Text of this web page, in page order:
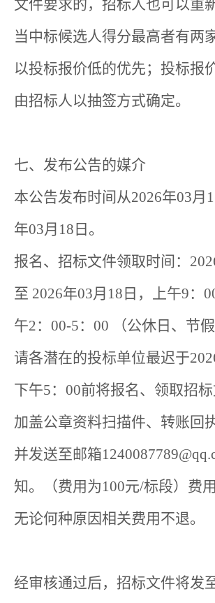
文件要求的，招标人也可以重
当中标候选人得分最高者有两
以投标报价低的优先；投标报
由招标人以抽签方式确定。
七、发布公告的媒介
本公告发布时间从2026年03月
年03月18日。
报名、招标文件领取时间：
至 2026年03月18日，上午9：
午2：00-5：00 （公休日、节假
请各潜在的投标单位最迟于
下午5：00前将报名、领取招
加盖公章资料扫描件、转账回
并发送至邮箱
知。（费用为100元/标段）费
无论何种原因相关费用不退。
经审核通过后，招标文件将发